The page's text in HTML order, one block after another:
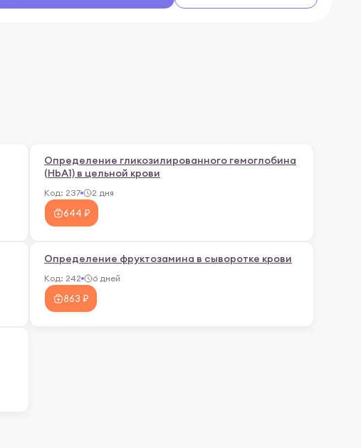
Определение гликозилированного гемоглобина
(HbA1) в цельной крови
Код: 237 2 дня
644 ₽
Определение фруктозамина в сыворотке крови
Код: 242 6 дней
863 ₽